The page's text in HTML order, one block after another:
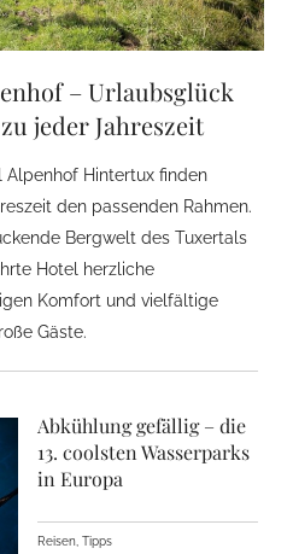
– Urlaubsglück
jeder Jahreszeit
Alpenhof Hintertux finden
den passenden Rahmen.
Bergwelt des Tuxertals
Hotel herzliche
Komfort und vielfältige
Gäste.
Abkühlung gefällig – die
13. coolsten Wasserparks
in Europa
Reisen, Tipps